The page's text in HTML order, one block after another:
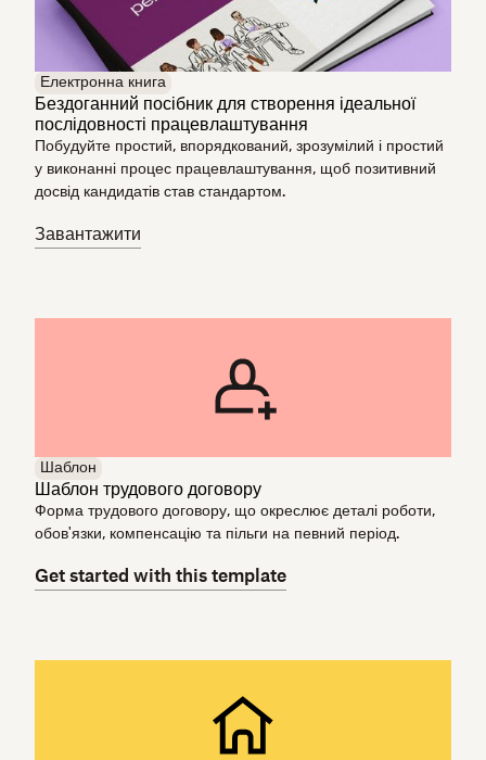
Електронна книга
Бездоганний посібник для створення ідеальної
послідовності працевлаштування
Побудуйте простий, впорядкований, зрозумілий і простий
у виконанні процес працевлаштування, щоб позитивний
досвід кандидатів став стандартом.
Завантажити
Шаблон
Шаблон трудового договору
Форма трудового договору, що окреслює деталі роботи,
обов'язки, компенсацію та пільги на певний період.
Get started with this template